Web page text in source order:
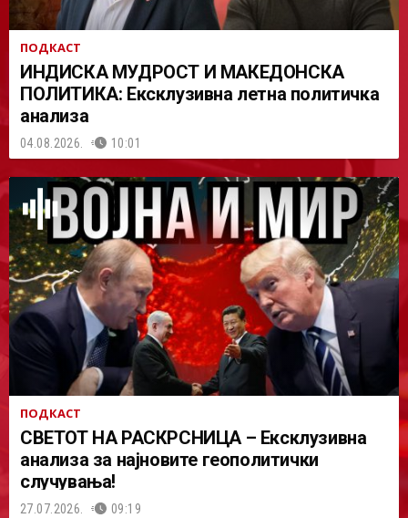
ПОДКАСТ
ИНДИСКА МУДРОСТ И МАКЕДОНСКА
ПОЛИТИКА: Ексклузивна летна политичка
анализа
04.08.2026. 10:01
ПОДКАСТ
СВЕТОТ НА РАСКРСНИЦА – Ексклузивна
анализа за најновите геополитички
случувања!
27.07.2026. 09:19